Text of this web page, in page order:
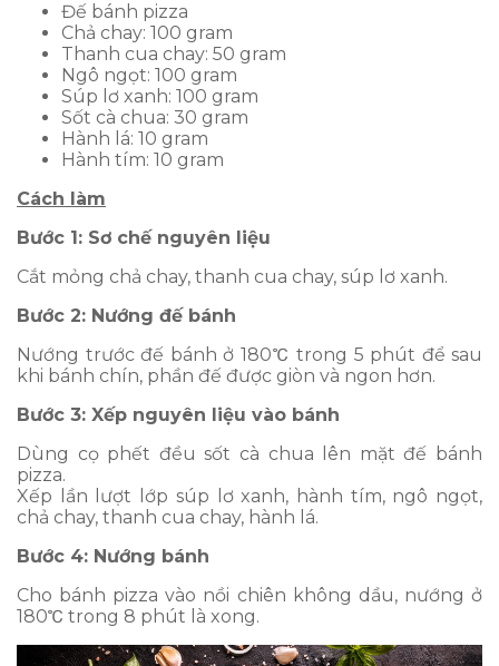
Đế bánh pizza
Chả chay: 100 gram
Thanh cua chay: 50 gram
Ngô ngọt: 100 gram
Súp lơ xanh: 100 gram
Sốt cà chua: 30 gram
Hành lá: 10 gram
Hành tím: 10 gram
Cách làm
Bước 1: Sơ chế nguyên liệu
Cắt mỏng chả chay, thanh cua chay, súp lơ xanh.
Bước 2: Nướng đế bánh
Nướng trước đế bánh ở 180℃ trong 5 phút để sau
khi bánh chín, phần đế được giòn và ngon hơn.
Bước 3: Xếp nguyên liệu vào bánh
Dùng cọ phết đều sốt cà chua lên mặt đế bánh
pizza.
Xếp lần lượt lớp súp lơ xanh, hành tím, ngô ngọt,
chả chay, thanh cua chay, hành lá.
Bước 4: Nướng bánh
Cho bánh pizza vào nồi chiên không dầu, nướng ở
180℃ trong 8 phút là xong.